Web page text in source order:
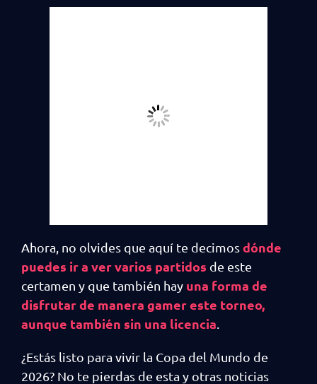
Ahora, no olvides que aquí te decimosdónde
puedes ir a ver varios partidos de este
certamen y que también hay una forma de
disfrutar de manera gamer este torneo,
aunque también sin una licencia
¿Estás listo para vivir la Copa del Mundo de
2026? No te pierdas de esta y otras noticias